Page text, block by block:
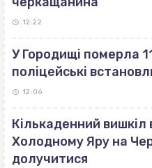
12:22
У Городищі померла
поліцейські
12:06
Кількаденний вишкіл
Холодному Яру на
долучитися